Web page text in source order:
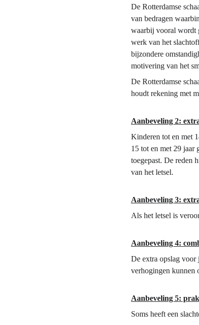
De Rotterdamse
van bedragen
waarbij vooral wordt
werk van het
bijzondere
motivering van het
De Rotterdamse
houdt rekening met
Aanbeveling 2:
Kinderen tot en met
15 tot en met 29 jaar
toegepast. De reden
van het letsel.
Aanbeveling 3:
Als het letsel is
Aanbeveling 4:
De extra opslag voor
verhogingen kunnen
Aanbeveling 5:
Soms heeft een